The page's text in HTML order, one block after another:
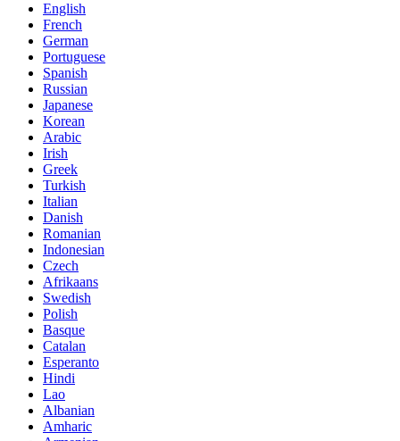
English
French
German
Portuguese
Spanish
Russian
Japanese
Korean
Arabic
Irish
Greek
Turkish
Italian
Danish
Romanian
Indonesian
Czech
Afrikaans
Swedish
Polish
Basque
Catalan
Esperanto
Hindi
Lao
Albanian
Amharic